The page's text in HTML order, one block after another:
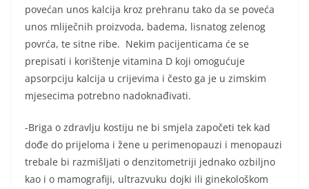
povećan unos kalcija kroz prehranu tako da se poveća
unos mliječnih proizvoda, badema, lisnatog zelenog
povrća, te sitne ribe. Nekim pacijenticama će se
prepisati i korištenje vitamina D koji omogućuje
apsorpciju kalcija u crijevima i često ga je u zimskim
mjesecima potrebno nadoknađivati.
-Briga o zdravlju kostiju ne bi smjela započeti tek kad
dođe do prijeloma i žene u perimenopauzi i menopauzi
trebale bi razmišljati o denzitometriji jednako ozbiljno
kao i o mamografiji, ultrazvuku dojki ili ginekološkom